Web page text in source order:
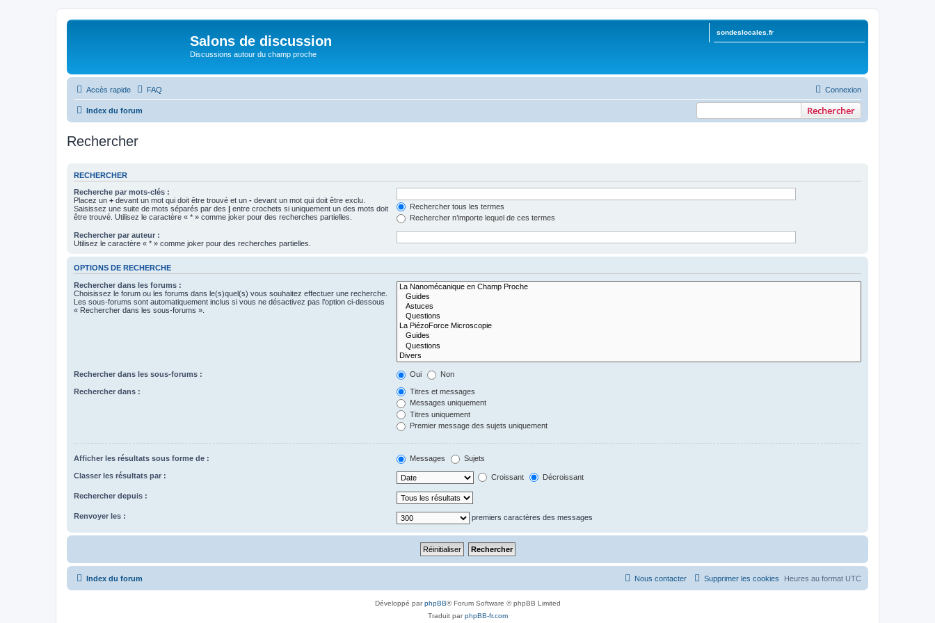
Salons de discussion
Discussions autour du champ proche
sondeslocales.fr
Accès rapide FAQ Connexion
Index du forum Rechercher
Rechercher
RECHERCHER
Recherche par mots-clés :
Placez un + devant un mot qui doit être trouvé et un - devant un mot qui doit être exclu.
Saisissez une suite de mots séparés par des | entre crochets si uniquement un des mots doit
être trouvé. Utilisez le caractère « * » comme joker pour des recherches partielles.
Rechercher tous les termes
Rechercher n’importe lequel de ces termes
Rechercher par auteur :
Utilisez le caractère « * » comme joker pour des recherches partielles.
OPTIONS DE RECHERCHE
Rechercher dans les forums :
Choisissez le forum ou les forums dans le(s)quel(s) vous souhaitez effectuer une recherche.
Les sous-forums sont automatiquement inclus si vous ne désactivez pas l’option ci-dessous
« Rechercher dans les sous-forums ».
Rechercher dans les sous-forums : Oui Non
Rechercher dans :
Titres et messages
Messages uniquement
Titres uniquement
Premier message des sujets uniquement
Afficher les résultats sous forme de : Messages Sujets
Classer les résultats par : Croissant Décroissant
Rechercher depuis :
Renvoyer les : premiers caractères des messages
Index du forum Heures au format UTC
Supprimer les cookies
Nous contacter
Développé parphpBB® Forum Software © phpBB Limited
Traduit parphpBB-fr.com